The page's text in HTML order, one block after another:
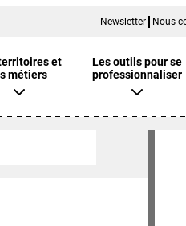
Newsletter Nous
et
métiers
Les outils pour se
professionnaliser